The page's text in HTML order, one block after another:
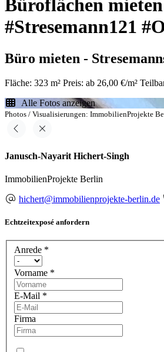
Büroflächen
#Stresemann121
Büro mieten -
Fläche: 323 m² Preis: ab 26,00 €/m²
Alle Fotos anzeigen
Photos / Visualisierungen: ImmobilienProjekte
Janusch-Nayarit Hichert-Singh
ImmobilienProjekte Berlin
hichert@immobilienprojekte-berlin.de
Echtzeitexposé anfordern
Anrede *
Vorname *
E-Mail *
Firma